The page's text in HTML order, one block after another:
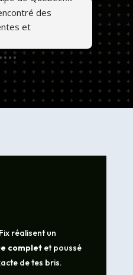
des
et
abordables. 💕😊
réalisent un
completet poussé
de tes bris.